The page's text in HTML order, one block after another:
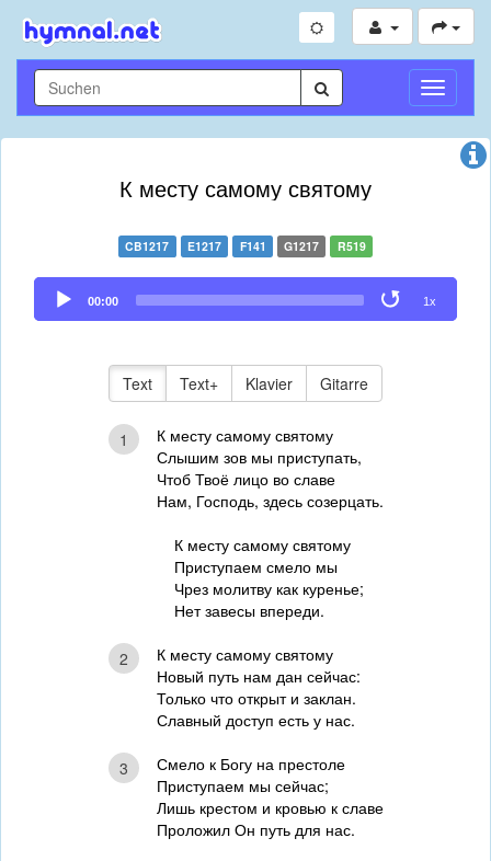
К месту самому святому
CB1217 E1217 F141 G1217 R519
Audio
Player
00:00 1x
Text Text+ Klavier Gitarre
1
К месту самому святому
Слышим зов мы приступать,
Чтоб Твоё лицо во славе
Нам, Господь, здесь созерцать.
К месту самому святому
Приступаем смело мы
Чрез молитву как куренье;
Нет завесы впереди.
2
К месту самому святому
Новый путь нам дан сейчас:
Только что открыт и заклан.
Славный доступ есть у нас.
3
Смело к Богу на престоле
Приступаем мы сейчас;
Лишь крестом и кровью к славе
Проложил Он путь для нас.